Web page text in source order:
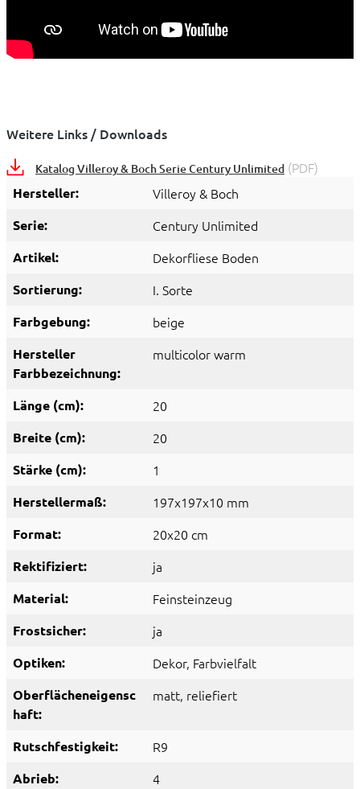
Weitere Links / Downloads
Katalog Villeroy & Boch Serie Century Unlimited (PDF)
Hersteller: Villeroy & Boch
Serie: Century Unlimited
Artikel: Dekorfliese Boden
Sortierung: I. Sorte
Farbgebung: beige
Hersteller
Farbbezeichnung:
multicolor warm
Länge (cm): 20
Breite (cm): 20
Stärke (cm): 1
Herstellermaß: 197x197x10 mm
Format: 20x20 cm
Rektifiziert: ja
Material: Feinsteinzeug
Frostsicher: ja
Optiken: Dekor, Farbvielfalt
Oberflächeneigensc
haft:
matt, reliefiert
Rutschfestigkeit: R9
Abrieb: 4